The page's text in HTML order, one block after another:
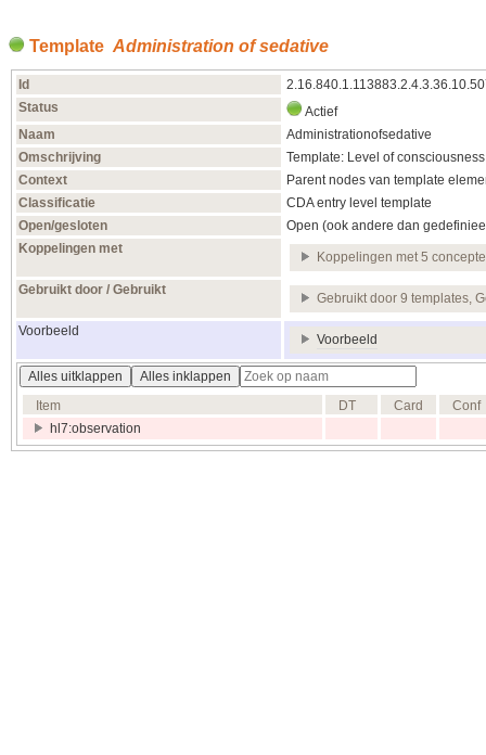
Template Administration of sedative
Id
Status
Actief
Naam
Administrationofsedative
Omschrijving
Template: Level of consciousness
Context
Parent nodes van template
Classificatie
CDA entry level template
Open/gesloten
Open (ook andere dan
Koppelingen met
Koppelingen met 5
Gebruikt door / Gebruikt
Gebruikt door 9 templates,
Voorbeeld
Voorbeeld
Alles uitklappen
Alles inklappen
Item
DT Card
Conf
hl7:observation